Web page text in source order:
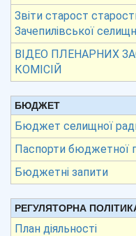
Звіти старост
Зачепилівської
ВІДЕО ПЛЕНАРНИХ
КОМІСІЙ
БЮДЖЕТ
Бюджет селищної
Паспорти бюджетної
Бюджетні запити
РЕГУЛЯТОРНА
План діяльності